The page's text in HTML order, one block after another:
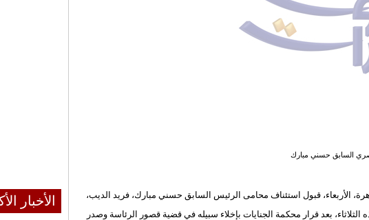
السابق حسني مبارك
الأربعاء، قبول استئناف محامى الرئيس السابق حسني مبارك، فريد الديب،
بعد قرار محكمة الجنايات بإخلاء سبيله في قضية قصور الرئاسة وصدر
الأخبار